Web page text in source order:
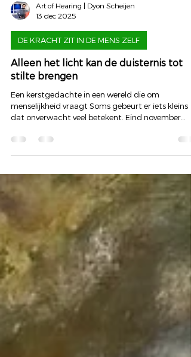
Art of Hearing | Dyon Scheijen
13 dec 2025
DE KRACHT ZIT IN DE MENS ZELF
Alleen het licht kan de duisternis tot
stilte brengen
Een kerstgedachte in een wereld die om
dat onverwacht veel betekent. Eind november
kreeg ik een bericht van Astrid Rubbens. Ze vroeg
nieuwjaarskaarten: “Alleen het licht kan de
duisternis tot stilte brengen.” “Only the light can
silence the darkness.” Die vraag raakte me. Niet
omdat de zin van mij is, maar omdat ze vertelde
dat hij haar hoop en vertrouwen bood. Dat hij
precies